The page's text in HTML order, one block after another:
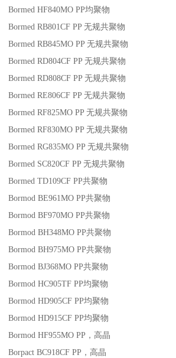
Bormed HF840MO PP均聚物
Bormed RB801CF PP无规共聚物
Bormed RB845MO PP无规共聚物
Bormed RD804CF PP无规共聚物
Bormed RD808CF PP无规共聚物
Bormed RE806CF PP无规共聚物
Bormed RF825MO PP无规共聚物
Bormed RF830MO PP无规共聚物
Bormed RG835MO PP无规共聚物
Bormed SC820CF PP无规共聚物
Bormed TD109CF PP共聚物
Bormod BE961MO PP共聚物
Bormod BF970MO PP共聚物
Bormod BH348MO PP共聚物
Bormod BH975MO PP共聚物
Bormod BJ368MO PP共聚物
Bormod HC905TF PP均聚物
Bormod HD905CF PP均聚物
Bormod HD915CF PP均聚物
Bormod HF955MO PP ，高晶
Borpact BC918CF PP ，高晶